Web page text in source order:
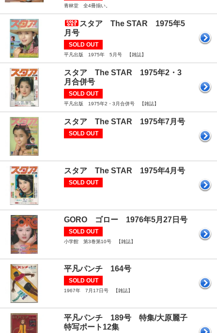
青林堂 全4冊揃い。
スタア The STAR 1975年5
月号
SOLD OUT
平凡出版 1975年 5月号 【雑誌】
スタア The STAR 1975年2・3
月合併号
SOLD OUT
平凡出版 1975年2・3月合併号 【雑誌】
スタア The STAR 1975年7月号
SOLD OUT
スタア The STAR 1975年4月号
SOLD OUT
GORO ゴロー 1976年5月27日号
SOLD OUT
小学館 第3巻第10号 【雑誌】
平凡パンチ 164号
SOLD OUT
1967年 7月17日号 【雑誌】
平凡パンチ 189号 特集/大原麗子
特写ポート12集